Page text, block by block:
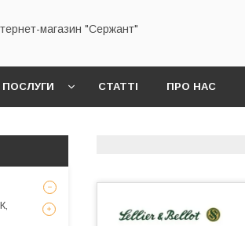
магазин "Сержант"
ПОСЛУГИ СТАТТІ ПРО НАС